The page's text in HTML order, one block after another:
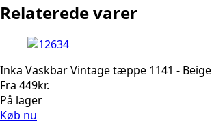
Relaterede varer
Inka Vaskbar Vintage tæppe 1141 - Beige
Fra 449kr.
På lager
Køb nu